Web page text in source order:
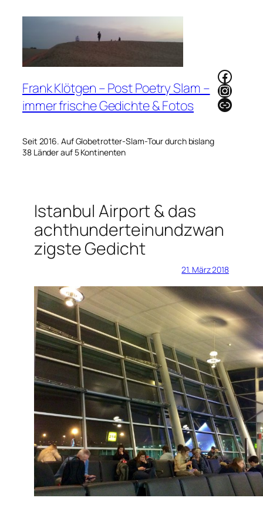
Frank Klötgen – Post Poetry Slam –
immer frische Gedichte & Fotos
Seit 2016. Auf Globetrotter-Slam-Tour durch bislang
38 Länder auf 5 Kontinenten
Link
Istanbul Airport & das
achthunderteinundzwan
zigste Gedicht
21. März 2018